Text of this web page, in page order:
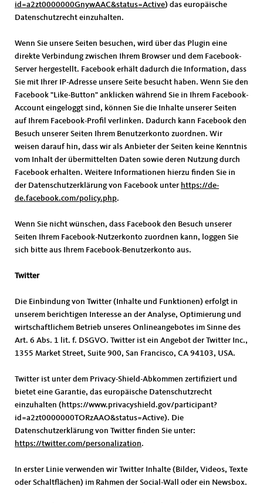
id=a2zt0000000GnywAAC&status=Active) das europäische
Datenschutzrecht einzuhalten.
Wenn Sie unsere Seiten besuchen, wird über das Plugin eine
direkte Verbindung zwischen Ihrem Browser und dem Facebook-
Server hergestellt. Facebook erhält dadurch die Information, dass
Sie mit Ihrer IP-Adresse unsere Seite besucht haben. Wenn Sie den
Facebook "Like-Button" anklicken während Sie in Ihrem Facebook-
Account eingeloggt sind, können Sie die Inhalte unserer Seiten
auf Ihrem Facebook-Profil verlinken. Dadurch kann Facebook den
Besuch unserer Seiten Ihrem Benutzerkonto zuordnen. Wir
weisen darauf hin, dass wir als Anbieter der Seiten keine Kenntnis
vom Inhalt der übermittelten Daten sowie deren Nutzung durch
Facebook erhalten. Weitere Informationen hierzu finden Sie in
der Datenschutzerklärung von Facebook unter https://de-
de.facebook.com/policy.php.
Wenn Sie nicht wünschen, dass Facebook den Besuch unserer
Seiten Ihrem Facebook-Nutzerkonto zuordnen kann, loggen Sie
sich bitte aus Ihrem Facebook-Benutzerkonto aus.
Twitter
Die Einbindung von Twitter (Inhalte und Funktionen) erfolgt in
unserem berichtigen Interesse an der Analyse, Optimierung und
wirtschaftlichem Betrieb unseres Onlineangebotes im Sinne des
Art. 6 Abs. 1 lit. f. DSGVO. Twitter ist ein Angebot der Twitter Inc.,
1355 Market Street, Suite 900, San Francisco, CA 94103, USA.
Twitter ist unter dem Privacy-Shield-Abkommen zertifiziert und
bietet eine Garantie, das europäische Datenschutzrecht
einzuhalten (https://www.privacyshield.gov/participant?
id=a2zt0000000TORzAAO&status=Active). Die
Datenschutzerklärung von Twitter finden Sie unter:
https://twitter.com/personalization.
In erster Linie verwenden wir Twitter Inhalte (Bilder, Videos, Texte
oder Schaltflächen) im Rahmen der Social-Wall oder ein Newsbox.